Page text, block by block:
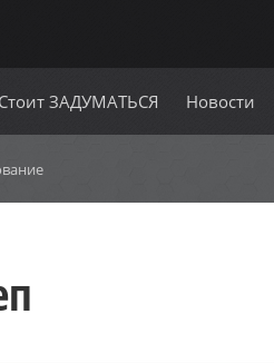
Стоит ЗАДУМАТЬСЯ Новости